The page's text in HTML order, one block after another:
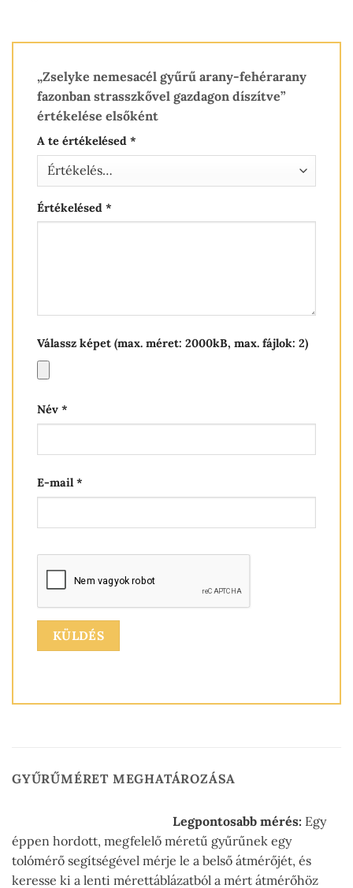
„Zselyke nemesacél gyűrű arany-fehérarany
fazonban strasszkővel gazdagon díszítve”
értékelése elsőként
A te értékelésed *
Értékelésed *
Válassz képet (max. méret: 2000kB, max. fájlok: 2)
Név *
E-mail*
GYŰRŰMÉRET MEGHATÁROZÁSA
Legpontosabb mérés: Egy
éppen hordott, megfelelő méretű gyűrűnek egy
tolómérő segítségével mérje le a belső átmérőjét, és
keresse ki a lenti mérettáblázatból a mért átmérőhöz